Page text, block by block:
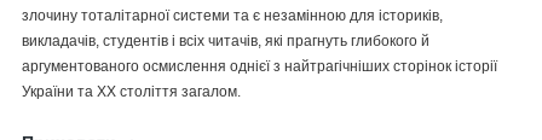
злочину тоталітарної системи та є незамінною для істориків,
викладачів, студентів і всіх читачів, які прагнуть глибокого й
аргументованого осмислення однієї з найтрагічніших сторінок історії
України та ХХ століття загалом.